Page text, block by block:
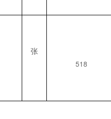
张
518